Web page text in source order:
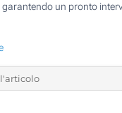
un pronto